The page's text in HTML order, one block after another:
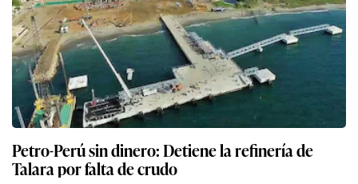
Petro-Perú sin dinero: Detiene la refinería de
Talara por falta de crudo